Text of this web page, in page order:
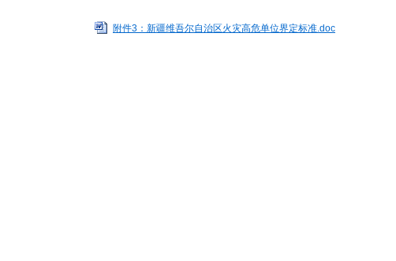
附件3：新疆维吾尔自治区火灾高危单位界定标准.doc